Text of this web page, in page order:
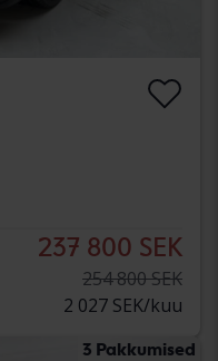
237 800 SEK
254 800 SEK
2 027 SEK/kuu
3 Pakkumised